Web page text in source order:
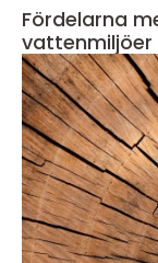
Fördelarna
vattenmiljöer